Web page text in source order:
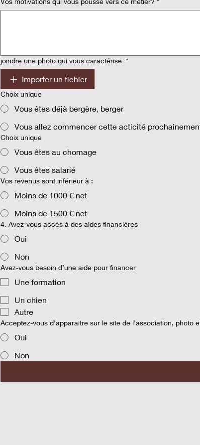
joindre une photo qui vous caractérise *
Importer un fichier
Choix unique
Vous êtes déjà bergère, berger
Vous allez commencer cette acticité
Choix unique
Vous êtes au chomage
Vous êtes salarié
Vos revenus sont inférieur à :
Moins de 1000 € net
Moins de 1500 € net
4. Avez-vous accès à des aides financières
Oui
Non
Avez-vous besoin d’une aide pour financer
Une formation
Un chien
Autre
Acceptez-vous d'apparaitre sur le site de l'association, photo
Oui
Non